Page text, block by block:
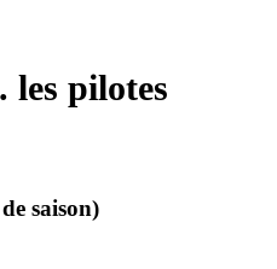
les pilotes
saison)